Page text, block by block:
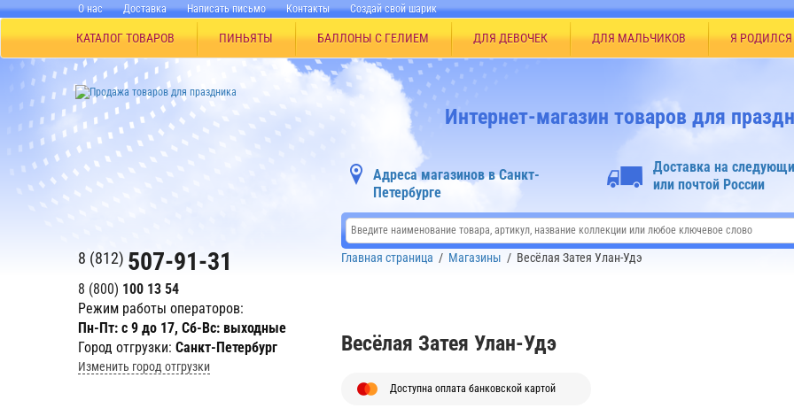
О нас Доставка Написать письмо Контакты Создай свой шарик
КАТАЛОГ ТОВАРОВ ПИНЬЯТЫ БАЛЛОНЫ С ГЕЛИЕМ ДЛЯ ДЕВОЧЕК ДЛЯ МАЛЬЧИКОВ Я РОДИЛСЯ
8 (812) 507-91-31
8 (800) 100 13 54
Режим работы операторов:
Пн-Пт: с 9 до 17, Сб-Вс: выходные
Город отгрузки: Санкт-Петербург
Изменить город отгрузки
Интернет-магазин товаров для
Адреса магазинов в Санкт-
Петербурге
Доставка на
или почтой России
Главная страница / Магазины / Весёлая Затея Улан-Удэ
Весёлая Затея Улан-Удэ
Доступна оплата банковской картой